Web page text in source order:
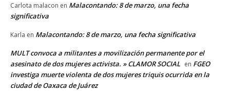
Carlota malacon en Malacontando: 8 de marzo, una fecha
significativa
Karla en Malacontando: 8 de marzo, una fecha significativa
MULT convoca a militantes a movilización permanente por el
asesinato de dos mujeres activista. » CLAMOR SOCIAL en FGEO
investiga muerte violenta de dos mujeres triquis ocurrida en la
ciudad de Oaxaca de Juárez